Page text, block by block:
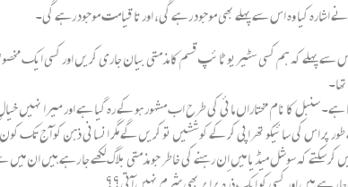
کیا وہ اس سے پہلے بھی موجود رہے گی، اور تا قیامت موجود رہے گی۔
اس سے پہلے کہ ہم کسی سٹیریو ٹائپ قسم کا مذمتی بیان جاری کریں اور کسی ایک
سنبل کا نام مختاراں مائی کی طرح اب مشہور ہو کے رہ گیا ہے اور میرا نہیں
طور پر اس کی سائیکو تھراپی کر کے کوششیں تو کریں گے مگر انسانی ذہن کو آج تک
سکتے کہ سوشل میڈیا میں اِن رہنے کی خاطر جو مذمتی بلاگ لکھے جا رہے ہیں ان